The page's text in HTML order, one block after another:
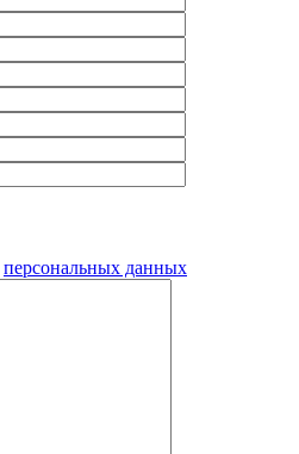
персональных данных